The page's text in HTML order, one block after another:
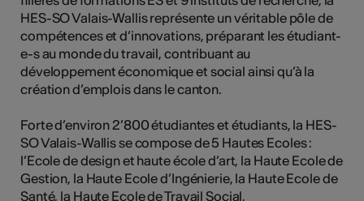
HES-SO Valais-Wallis représente un véritable pôle de
compétences et d’innovations, préparant les étudiant-
e-s au monde du travail, contribuant au
développement économique et social ainsi qu’à la
création d’emplois dans le canton.
Forte d’environ 2’800 étudiantes et étudiants, la HES-
SO Valais-Wallis se compose de 5 Hautes Ecoles :
l’Ecole de design et haute école d’art, la Haute Ecole de
Gestion, la Haute Ecole d’Ingénierie, la Haute Ecole de
Santé, la Haute Ecole de Travail Social.